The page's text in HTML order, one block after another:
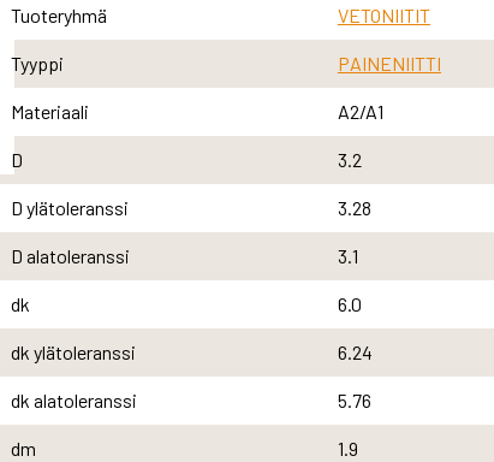
Tuoteryhmä VETONIITIT
Tyyppi PAINENIITTI
Materiaali A2/A1
D 3.2
D ylätoleranssi 3.28
D alatoleranssi 3.1
dk 6.0
dk ylätoleranssi 6.24
dk alatoleranssi 5.76
dm 1.9